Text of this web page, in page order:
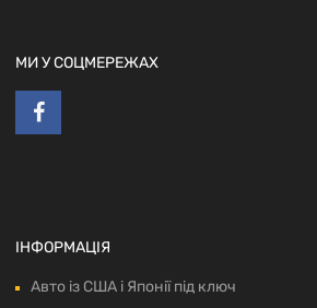
МИ У СОЦМЕРЕЖАХ
ІНФОРМАЦІЯ
Авто із США і Японії під ключ